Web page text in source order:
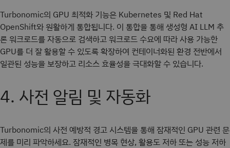
Turbonomic의 GPU 최적화 기능은 Kubernetes 및 Red Hat
OpenShift와 원활하게 통합됩니다. 이 통합을 통해 생성형 AI LLM 추
론 워크로드를 자동으로 검색하고 워크로드 수요에 따라 사용 가능한
GPU를 더 잘 활용할 수 있도록 확장하여 컨테이너화된 환경 전반에서
일관된 성능을 보장하고 리소스 효율성을 극대화할 수 있습니다.
4. 사전 알림 및 자동화
Turbonomic의 사전 예방적 경고 시스템을 통해 잠재적인 GPU 관련 문
제를 미리 파악하세요. 잠재적인 병목 현상, 활용도 저하 또는 성능 저하